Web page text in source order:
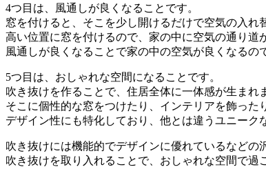
4つ目は、風通しが良くなることです。
窓を付けると、そこを少し開けるだけで空気の入れ
高い位置に窓を付けるので、家の中に空気の通り道
風通しが良くなることで家の中の空気が良くなるの
5つ目は、おしゃれな空間になることです。
吹き抜けを作ることで、住居全体に一体感が生まれ
そこに個性的な窓をつけたり、インテリアを飾った
デザイン性にも特化しており、他とは違うユニーク
吹き抜けには機能的でデザインに優れているなどの
吹き抜けを取り入れることで、おしゃれな空間で過